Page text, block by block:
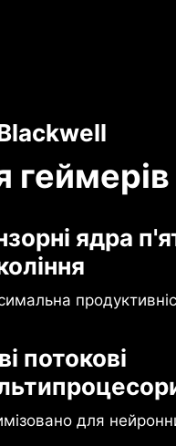
ядра
потокові
для